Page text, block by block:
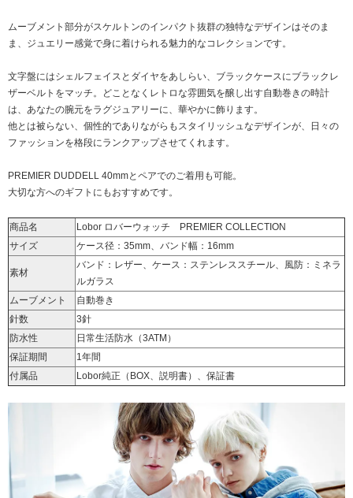
ムーブメント部分がスケルトンのインパクト抜群の独特なデザインはそのま
ま、ジュエリー感覚で身に着けられる魅力的なコレクションです。
文字盤にはシェルフェイスとダイヤをあしらい、ブラックケースにブラックレ
ザーベルトをマッチ。どことなくレトロな雰囲気を醸し出す自動巻きの時計
は、あなたの腕元をラグジュアリーに、華やかに飾ります。
他とは被らない、個性的でありながらもスタイリッシュなデザインが、日々の
ファッションを格段にランクアップさせてくれます。
PREMIER DUDDELL 40mmとペアでのご着用も可能。
大切な方へのギフトにもおすすめです。
商品名
Lobor ロバーウォッチ PREMIER COLLECTION
サイズ
ケース径：35mm、バンド幅：16mm
素材
バンド：レザー、ケース：ステンレススチール、風防：ミネラ
ルガラス
ムーブメント
自動巻き
針数
3針
防水性
日常生活防水（3ATM）
保証期間
1年間
付属品
Lobor純正（BOX、説明書）、保証書